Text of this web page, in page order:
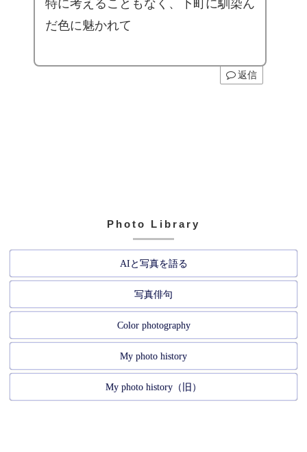
特に考えることもなく、下町に馴染ん
だ色に魅かれて
返信
Photo Library
AIと写真を語る
写真俳句
Color photography
My photo history
My photo history（旧）